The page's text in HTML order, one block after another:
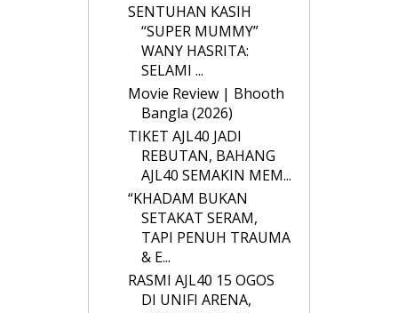
SENTUHAN KASIH
“SUPER MUMMY”
WANY HASRITA:
SELAMI ...
Movie Review | Bhooth
Bangla (2026)
TIKET AJL40 JADI
REBUTAN, BAHANG
AJL40 SEMAKIN MEM...
“KHADAM BUKAN
SETAKAT SERAM,
TAPI PENUH TRAUMA
& E...
RASMI AJL40 15 OGOS
DI UNIFI ARENA,